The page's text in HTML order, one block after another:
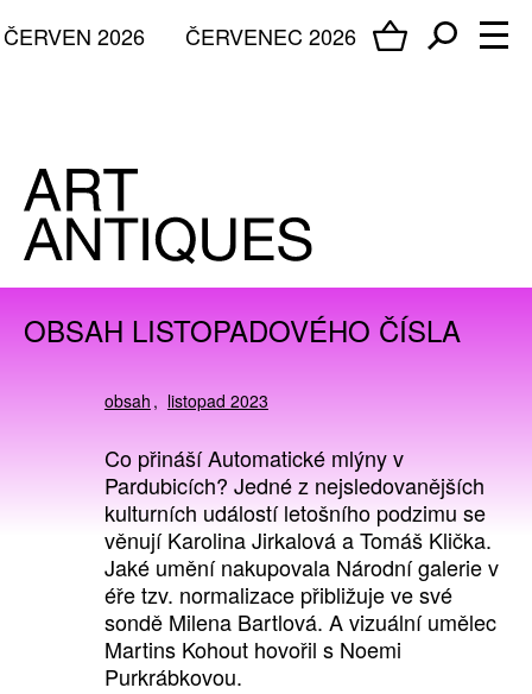
ČERVENEC 2026
ČERVEN 2026
OBSAH LISTOPADOVÉHO ČÍSLA
obsah listopad 2023
Co přináší Automatické mlýny v
Pardubicích? Jedné z nejsledovanějších
kulturních událostí letošního podzimu se
věnují Karolina Jirkalová a Tomáš Klička.
Jaké umění nakupovala Národní galerie v
éře tzv. normalizace přibližuje ve své
sondě Milena Bartlová. A vizuální umělec
Martins Kohout hovořil s Noemi
Purkrábkovou.